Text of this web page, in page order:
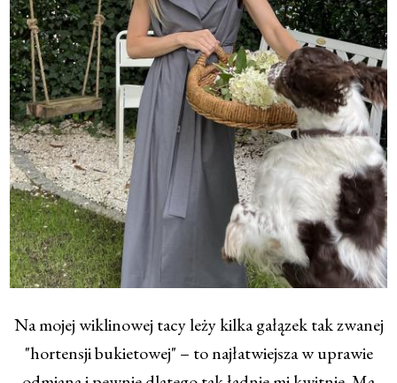
Na mojej wiklinowej tacy leży kilka gałązek tak zwanej
"hortensji bukietowej" – to najłatwiejsza w uprawie